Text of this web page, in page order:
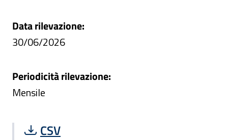
Data rilevazione:
30/06/2026
Periodicità rilevazione:
Mensile
Scarica file Formato ZIP — 863KB:
CSV